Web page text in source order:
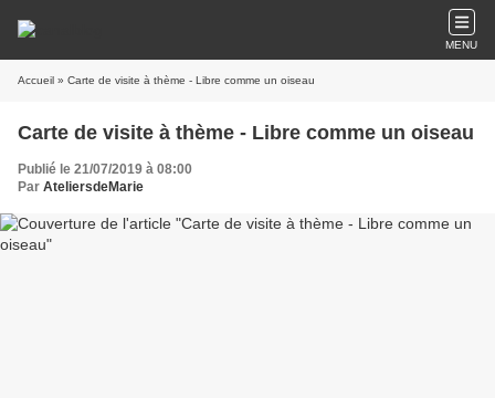
MENU
Accueil » Carte de visite à thème - Libre comme un oiseau
Carte de visite à thème - Libre comme un oiseau
Publié le 21/07/2019 à 08:00
Par AteliersdeMarie